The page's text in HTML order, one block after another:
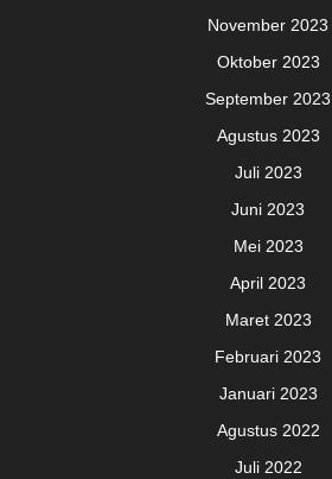
November 2023
Oktober 2023
September 2023
Agustus 2023
Juli 2023
Juni 2023
Mei 2023
April 2023
Maret 2023
Februari 2023
Januari 2023
Agustus 2022
Juli 2022